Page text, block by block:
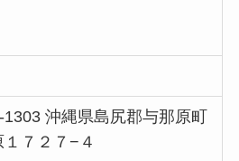
沖縄県島尻郡与那原町
７２７−４